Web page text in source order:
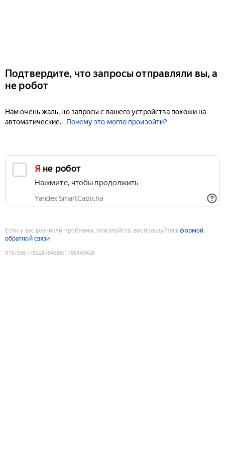
Подтвердите, что запросы отправляли вы, а
не робот
Нам очень жаль, но запросы с вашего устройства похожи на
автоматические.
Почему это могло произойти?
Я не робот
Нажмите, чтобы продолжить
Yandex SmartCaptcha
Если у вас возникли проблемы, пожалуйста, воспользуйтесьформой
обратной связи
9187336778326784589:1786169428